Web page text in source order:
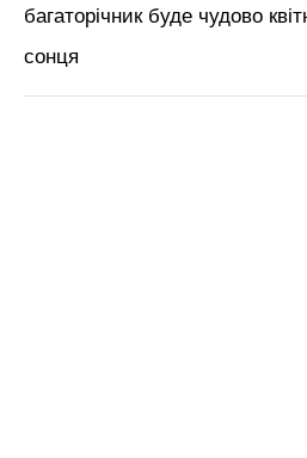
багаторічник буде чудово
сонця